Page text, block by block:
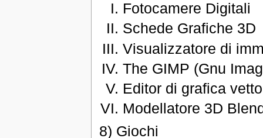
Fotocamere Digitali
Schede Grafiche 3D
Visualizzatore di
The GIMP (Gnu
Editor di grafica
Modellatore 3D
8) Giochi